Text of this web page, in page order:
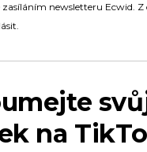
zasíláním newsletteru Ecwid.
na